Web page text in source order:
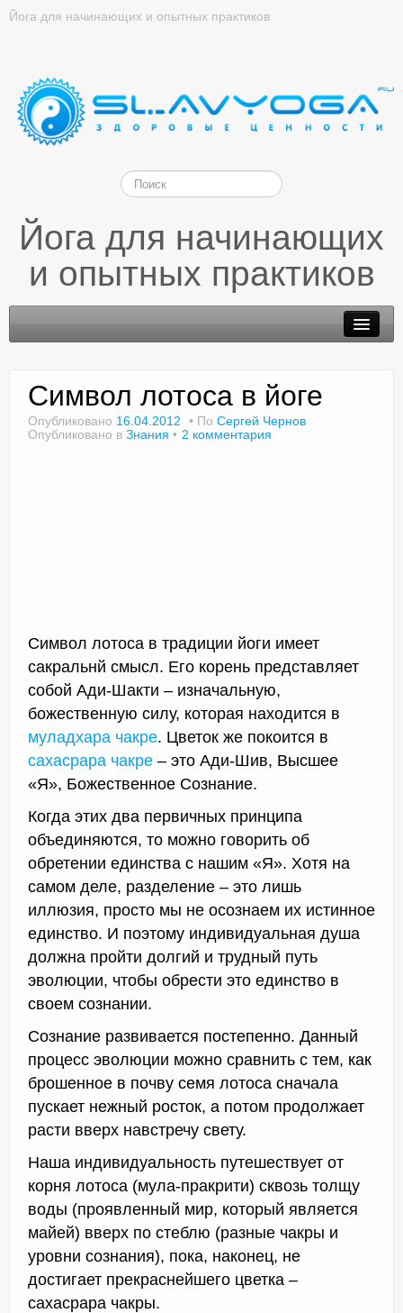
Йога для начинающих и опытных практиков
Йога для начинающих
и опытных практиков
Контакты
Символ лотоса в йоге
Опубликовано 16.04.2012 По Сергей Чернов
Опубликовано в Знания 2 комментария
Символ лотоса в традиции йоги имеет
сакральнй смысл. Его корень представляет
собой Ади-Шакти – изначальную,
божественную силу, которая находится в
муладхара чакре. Цветок же покоится в
сахасрара чакре – это Ади-Шив, Высшее
«Я», Божественное Сознание.
Когда этих два первичных принципа
объединяются, то можно говорить об
обретении единства с нашим «Я». Хотя на
самом деле, разделение – это лишь
иллюзия, просто мы не осознаем их истинное
единство. И поэтому индивидуальная душа
должна пройти долгий и трудный путь
эволюции, чтобы обрести это единство в
своем сознании.
Сознание развивается постепенно. Данный
процесс эволюции можно сравнить с тем, как
брошенное в почву семя лотоса сначала
пускает нежный росток, а потом продолжает
расти вверх навстречу свету.
Наша индивидуальность путешествует от
корня лотоса (мула-пракрити) сквозь толщу
воды (проявленный мир, который является
майей) вверх по стеблю (разные чакры и
уровни сознания), пока, наконец, не
достигает прекраснейшего цветка –
сахасрара чакры.